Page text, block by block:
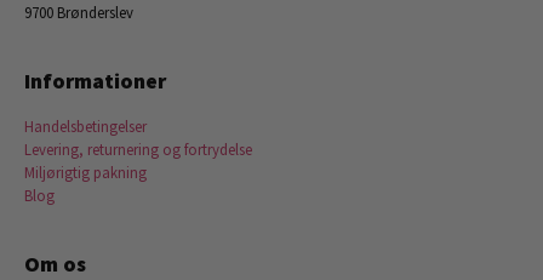
9700 Brønderslev
Informationer
Handelsbetingelser
Levering, returnering og fortrydelse
Miljørigtig pakning
Blog
Om os